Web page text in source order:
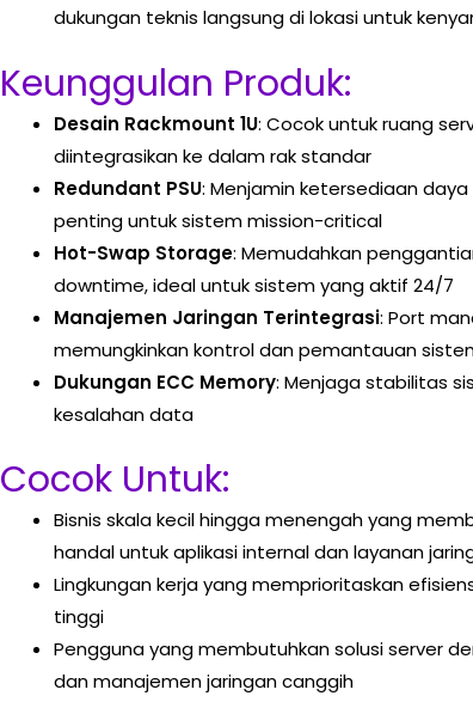
dukungan teknis langsung di lokasi untuk
Keunggulan Produk:
Desain Rackmount 1U: Cocok untuk ruang
diintegrasikan ke dalam rak standar
Redundant PSU: Menjamin ketersediaan
penting untuk sistem mission-critical
Hot-Swap Storage: Memudahkan
downtime, ideal untuk sistem yang aktif 24/7
Manajemen Jaringan Terintegrasi: Port
memungkinkan kontrol dan pemantauan
Dukungan ECC Memory: Menjaga stabilitas
kesalahan data
Cocok Untuk:
Bisnis skala kecil hingga menengah yang
handal untuk aplikasi internal dan layanan
Lingkungan kerja yang memprioritaskan
tinggi
Pengguna yang membutuhkan solusi server
dan manajemen jaringan canggih